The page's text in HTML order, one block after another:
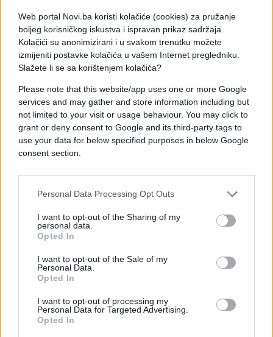
Web portal Novi.ba koristi kolačiće (cookies) za pružanje
boljeg korisničkog iskustva i ispravan prikaz sadržaja.
Kolačići su anonimizirani i u svakom trenutku možete
izmijeniti postavke kolačića u vašem Internet pregledniku.
Slažete li se sa korištenjem kolačića?
Please note that this website/app uses one or more Google
services and may gather and store information including but
not limited to your visit or usage behaviour. You may click to
grant or deny consent to Google and its third-party tags to
use your data for below specified purposes in below Google
consent section.
Personal Data Processing Opt Outs
I want to opt-out of the Sharing of my
personal data.
Opted In
I want to opt-out of the Sale of my
Personal Data.
Opted In
I want to opt-out of processing my
Personal Data for Targeted Advertising.
Opted In
režima Srbije sa šengenskim prostorom, dok iz
Vlade Srbije zasad nema odgovora na pitanja o
kriterijima dodjele državljanstava.
#Alеksandar Vučić #politika